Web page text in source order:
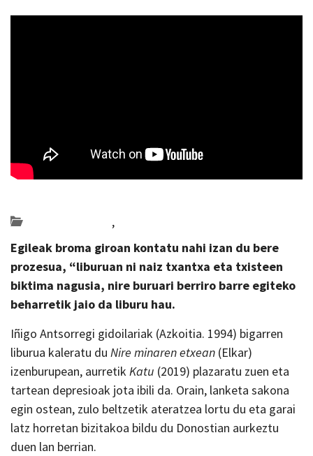
,
Egileak broma giroan kontatu nahi izan du bere
prozesua, “liburuan ni naiz txantxa eta txisteen
biktima nagusia, nire buruari berriro barre egiteko
beharretik jaio da liburu hau.
Iñigo Antsorregi gidoilariak (Azkoitia. 1994) bigarren
liburua kaleratu du Nire minaren etxean (Elkar)
izenburupean, aurretik Katu (2019) plazaratu zuen eta
tartean depresioak jota ibili da. Orain, lanketa sakona
egin ostean, zulo beltzetik ateratzea lortu du eta garai
latz horretan bizitakoa bildu du Donostian aurkeztu
duen lan berrian.